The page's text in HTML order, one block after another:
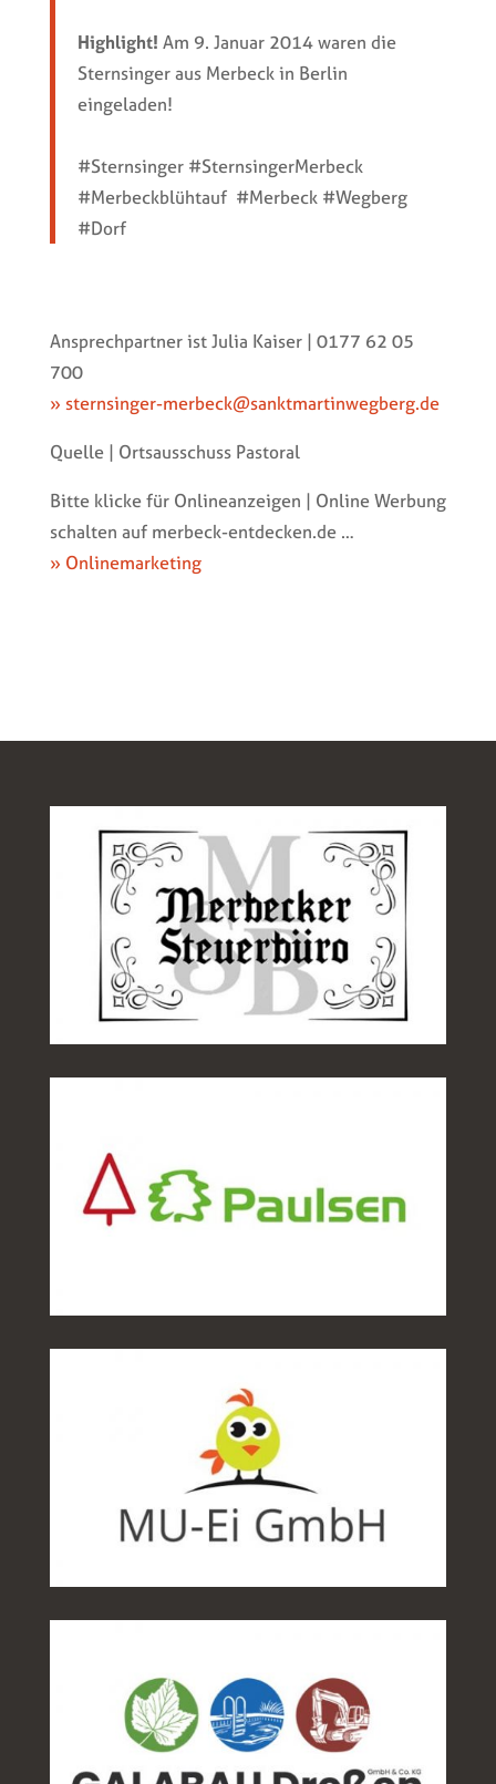
Highlight! Am 9. Januar 2014 waren die
Sternsinger aus Merbeck in Berlin
eingeladen!
#Sternsinger #SternsingerMerbeck
#Merbeckblühtauf #Merbeck #Wegberg
#Dorf
Ansprechpartner ist Julia Kaiser | 0177 62 05
700
» sternsinger-merbeck@sanktmartinwegberg.de
Quelle | Ortsausschuss Pastoral
Bitte klicke für Onlineanzeigen | Online Werbung
schalten auf merbeck-entdecken.de …
» Onlinemarketing